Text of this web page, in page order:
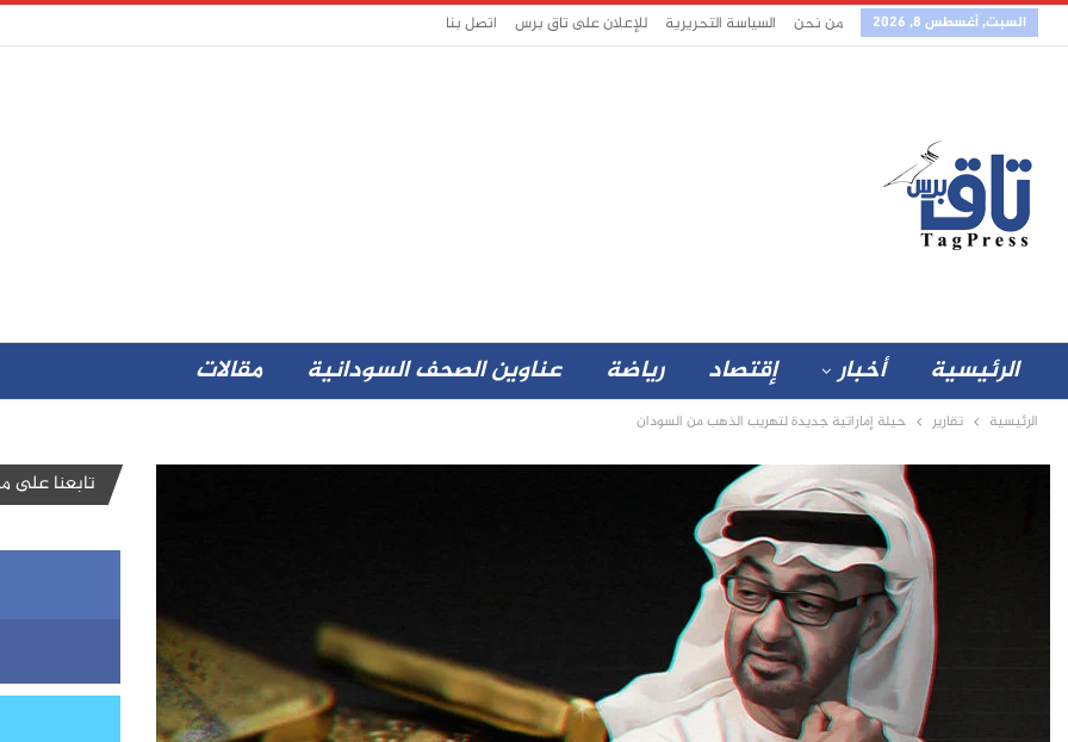
السبت, أغسطس 8, 2026 من نحن السياسة التحريرية للإعلان على تاق برس اتصل بنا
الرئيسية أخبار إقتصاد رياضة عناوين الصحف السودانية مقالات
الرئيسية تقارير حيلة إماراتية جديدة لتهريب الذهب من السودان
تابعنا على